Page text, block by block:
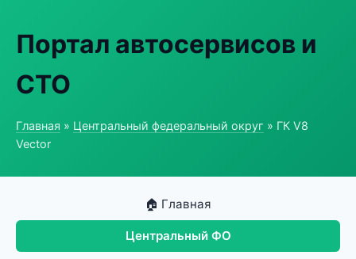
Портал автосервисов и
СТО
Главная » Центральный федеральный округ » ГК V8
Vector
🏠 Главная
Центральный ФО